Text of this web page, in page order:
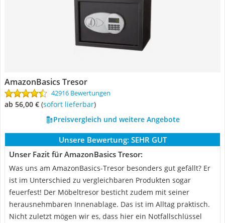
AmazonBasics Tresor
42916 Bewertungen
ab 56,00 € ( Sofort lieferbar)
Preisvergleich und weitere Angebote
Unsere Bewertung: SEHR GUT
Unser Fazit für AmazonBasics Tresor:
Was uns am AmazonBasics-Tresor besonders gut gefällt? Er
ist im Unterschied zu vergleichbaren Produkten sogar
feuerfest! Der Möbeltresor besticht zudem mit seiner
herausnehmbaren Innenablage. Das ist im Alltag praktisch.
Nicht zuletzt mögen wir es, dass hier ein Notfallschlüssel